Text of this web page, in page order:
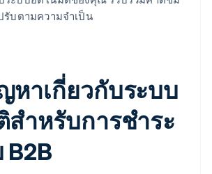
รับตามความจำเป็น
าเกี่ยวกับระบบ
าหรับการชําระ
B2B